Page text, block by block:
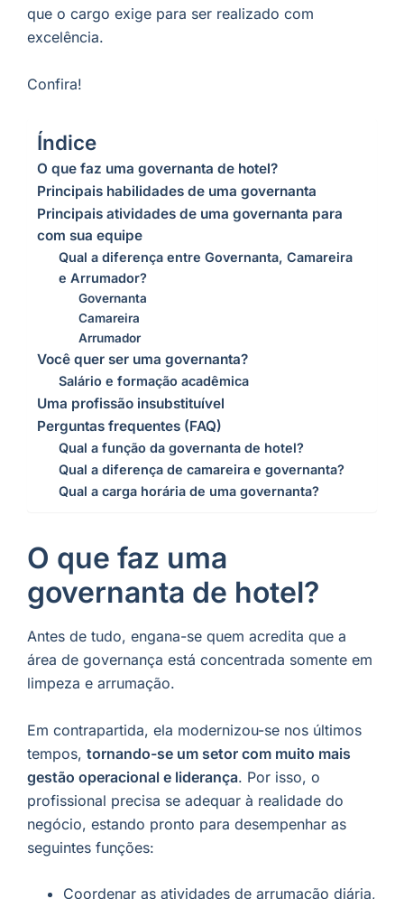
que o cargo exige para ser realizado com
excelência.
Confira!
Índice
O que faz uma governanta de hotel?
Principais habilidades de uma governanta
Principais atividades de uma governanta para
com sua equipe
Qual a diferença entre Governanta, Camareira
e Arrumador?
Governanta
Camareira
Arrumador
Você quer ser uma governanta?
Salário e formação acadêmica
Uma profissão insubstituível
Perguntas frequentes (FAQ)
Qual a função da governanta de hotel?
Qual a diferença de camareira e governanta?
Qual a carga horária de uma governanta?
O que faz uma
governanta de hotel?
Antes de tudo, engana-se quem acredita que a
área de governança está concentrada somente em
limpeza e arrumação.
Em contrapartida, ela modernizou-se nos últimos
tempos, tornando-se um setor com muito mais
gestão operacional e liderança. Por isso, o
profissional precisa se adequar à realidade do
negócio, estando pronto para desempenhar as
seguintes funções:
Coordenar as atividades de arrumação diária,